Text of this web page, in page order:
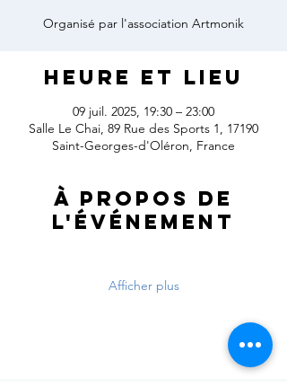
Organisé par l'association Artmonik
Heure et lieu
09 juil. 2025, 19:30 – 23:00
Salle Le Chai, 89 Rue des Sports 1, 17190
Saint-Georges-d'Oléron, France
À propos de
l'événement
Afficher plus